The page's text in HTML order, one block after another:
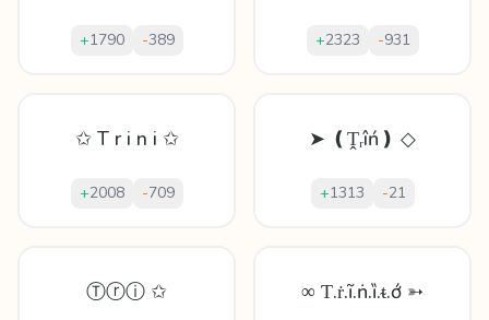
+1790 -389 +2323 -931
✩ T r i n i ✩
+2008 -709
➤ ❪Ṱᵣîń❫ ◇
+1313 -21
Ⓣⓡⓘ ✩ ∞ Ƭ.ṙ.ĩ.ṅ.ȉ.ᵵ.ớ ➳